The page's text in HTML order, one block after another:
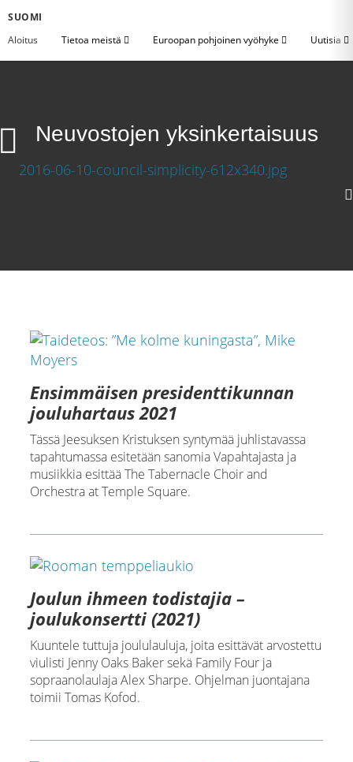
SUOMI
Aloitus
Tietoa meistä Euroopan pohjoinen vyöhyke Uutisia
Neuvostojen yksinkertaisuus
Ensimmäisen presidenttikunnan
jouluhartaus 2021
Tässä Jeesuksen Kristuksen syntymää juhlistavassa
tapahtumassa esitetään sanomia Vapahtajasta ja
musiikkia esittää The Tabernacle Choir and
Orchestra at Temple Square.
Joulun ihmeen todistajia –
joulukonsertti (2021)
Kuuntele tuttuja joululauluja, joita esittävät arvostettu
viulisti Jenny Oaks Baker sekä Family Four ja
sopraanolaulaja Alex Sharpe. Ohjelman juontajana
toimii Tomas Kofod.